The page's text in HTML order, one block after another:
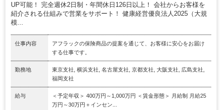
UP可能！ 完全週休2日制・年間休日126日以上！ 会社からお客様を
紹介される仕組みで営業をサポート！ 健康経営優良法人2025（大規
模...
仕事内容
アフラックの保険商品の提案を通じて、お客様に安心をお届け
する仕事です。
勤務地
東京支社, 横浜支社, 名古屋支社, 京都支社, 大阪支社, 広島支社,
福岡支社
給与
＜予定年収＞ 400万円～1,000万円 ＜賃金形態＞ 月給制 月給25
万円～30万円＋インセン...